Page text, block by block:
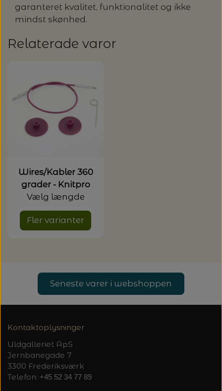
garanteret kvalitet, funktionalitet og ikke
mindst skønhed.
Relaterade varor
Wires/Kabler 360
grader - Knitpro
Vælg længde
Fler varianter
Seneste varer i webshoppen
Kontaktoplysninger
Uldgalleriet ApS
Jernbanegade 7
3300 Frederiksværk
Telefon: +45 52 34 77 89